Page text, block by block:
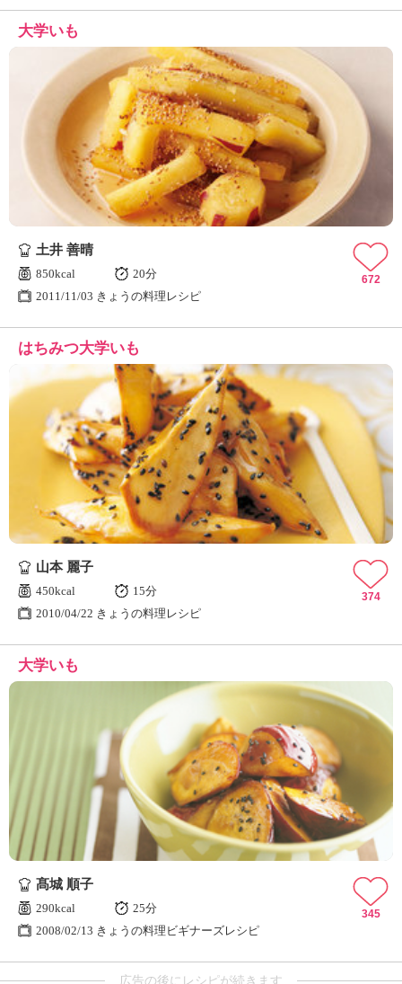
大学いも
土井 善晴
850kcal
20分
2011/11/03 きょうの料理レシピ
672
はちみつ大学いも
山本 麗子
450kcal
15分
2010/04/22 きょうの料理レシピ
374
大学いも
髙城 順子
290kcal
25分
2008/02/13 きょうの料理ビギナーズレシピ
345
広告の後にレシピが続きます